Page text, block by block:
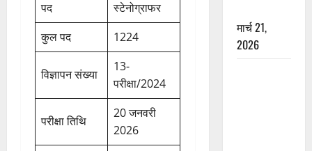
पद
स्टेनोग्राफर
कुल पद
1224
विज्ञापन संख्या
13-
परीक्षा/2024
परीक्षा तिथि
20 जनवरी
2026
मार्च 21,
2026